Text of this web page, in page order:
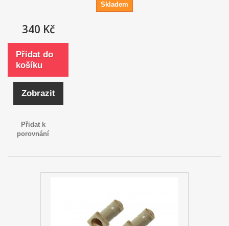
Skladem
340 Kč
Přidat do
košíku
Zobrazit
Přidat k
porovnání